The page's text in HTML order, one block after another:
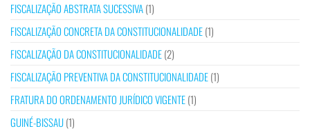
FISCALIZAÇÃO ABSTRATA SUCESSIVA(1)
FISCALIZAÇÃO CONCRETA DA CONSTITUCIONALIDADE(1)
FISCALIZAÇÃO DA CONSTITUCIONALIDADE(2)
FISCALIZAÇÃO PREVENTIVA DA CONSTITUCIONALIDADE(1)
FRATURA DO ORDENAMENTO JURÍDICO VIGENTE(1)
GUINÉ-BISSAU(1)